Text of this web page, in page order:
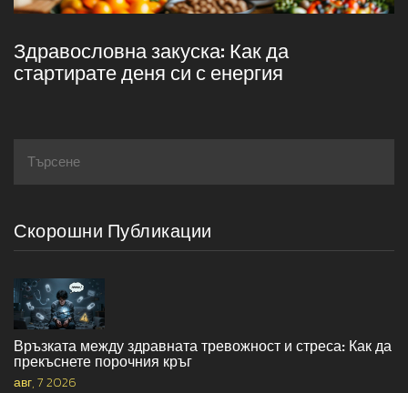
Здравословна закуска: Как да
стартирате деня си с енергия
Скорошни Публикации
Връзката между здравната тревожност и стреса: Как да
прекъснете порочния кръг
авг, 7 2026